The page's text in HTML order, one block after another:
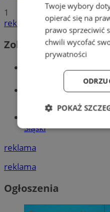
1
reklama
Zobacz również
Wiadomości
Wiadomości
Śląski
reklama
reklama
Ogłoszenia
Twoje wybory
opierać się na
prawo sprzeciwić
chwili wycofać
prywatności
POKAŻ
Niezbędne